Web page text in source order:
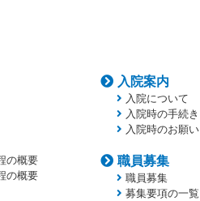
の概要
の概要
入院案内
入院について
入院時の手続き
入院時のお願い
職員募集
職員募集
募集要項の一覧